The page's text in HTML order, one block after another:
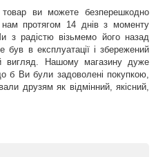
товар ви можете безперешкодно
нам протягом 14 днів з моменту
з радістю візьмемо його назад
був в експлуатації і збережений
вигляд. Нашому магазину дуже
б Ви були задоволені покупкою,
друзям як відмінний, якісний,